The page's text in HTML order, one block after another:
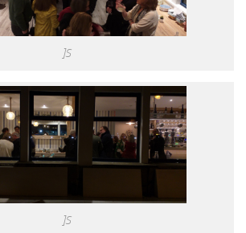
]S
]S